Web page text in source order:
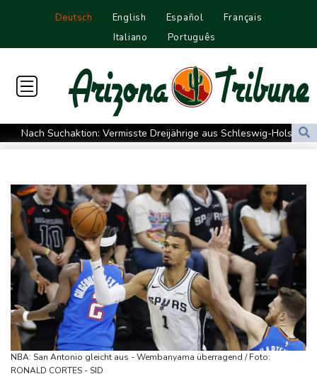
Deutsch English Español
Français
Italiano
Português
Nach Suchaktion: Vermisste Dreijährige aus Schleswig-Holstein
tot aufgefunden
Bayern
Iran-Krieg: Trump weist Berichte über Munitionsknappheit zurück
DLRG: In diesem Jahr bereits mindestens 261 Badetote in
Deutschland
Arbeiter stirbt in Niedersachsen durch umkippenden Bagger
Mehr Geld für Bundeswehr und Infrastruktur: Industrie erhält
mehr Aufträge
Bislang fast 12.000 Hitzetote in Deutschland - hohe Sterblichkeit
vor allem im Juni
Arbeiter stribt in Niedersachsen durch umkippenden Bagger
NBA: San Antonio gleicht aus - Wembanyama überragend / Foto:
RONALD CORTES - SID